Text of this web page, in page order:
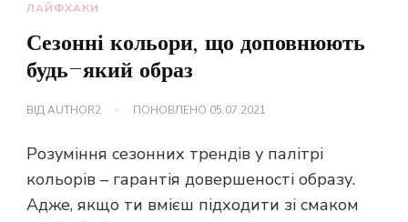
ЛАЙФХАКИ
Сезонні кольори, що доповнюють
будь-який образ
ВІДAUTHOR2 ПОНОВЛЕНО 05.07.2021
Розуміння сезонних трендів у палітрі
кольорів – гарантія довершеності образу.
Адже, якщо ти вмієш підходити зі смаком